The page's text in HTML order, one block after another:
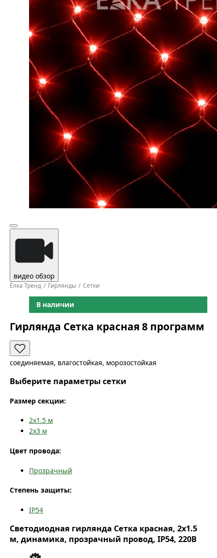
видео обзор
Ёлка Тренд Гирлянды Сетки
В наличии
Гирлянда Сетка красная 8 программ
соединяемая, влагостойкая, морозостойкая
Выберите параметры сетки
Размер секции:
2x1.5 м
2x3 м
Цвет провода:
Прозрачный
Степень защиты:
IP54
Светодиодная гирлянда Сетка красная, 2x1.5
м, динамика, прозрачный провод, IP54, 220В